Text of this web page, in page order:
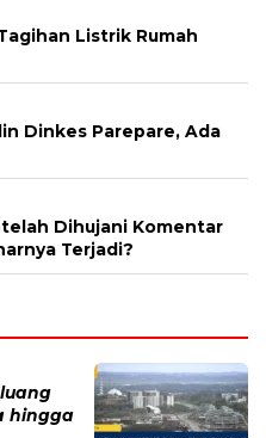
Listrik Rumah
Dinkes Parepare, Ada
Dihujani Komentar
Terjadi?
hingga